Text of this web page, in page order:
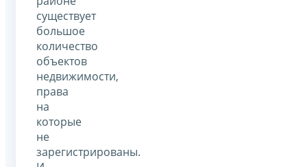
существует
большое
количество
объектов
недвижимости,
права
на
которые
не
зарегистрированы.